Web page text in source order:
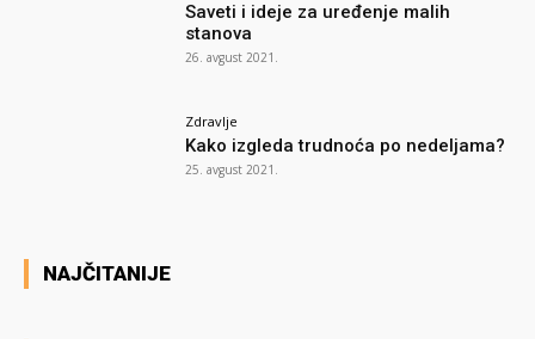
Saveti i ideje za uređenje malih
stanova
26. avgust 2021.
Zdravlje
Kako izgleda trudnoća po nedeljama?
25. avgust 2021.
NAJČITANIJE